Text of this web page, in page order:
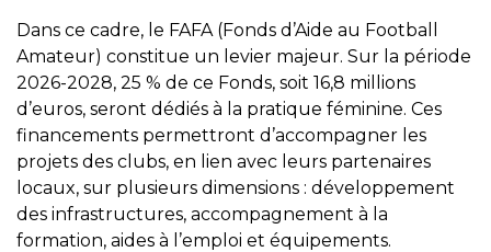
Dans ce cadre, le FAFA (Fonds d’Aide au Football
Amateur) constitue un levier majeur. Sur la période
2026-2028, 25 % de ce Fonds, soit 16,8 millions
d’euros, seront dédiés à la pratique féminine. Ces
financements permettront d’accompagner les
projets des clubs, en lien avec leurs partenaires
locaux, sur plusieurs dimensions : développement
des infrastructures, accompagnement à la
formation, aides à l’emploi et équipements.